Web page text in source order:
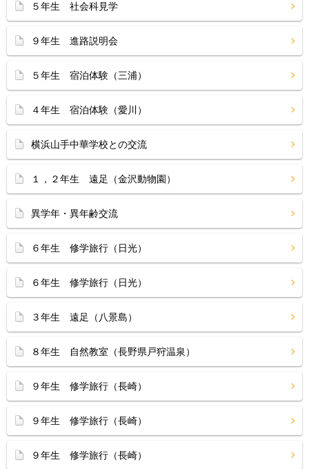
５年生 社会科見学
９年生 進路説明会
５年生 宿泊体験（三浦）
４年生 宿泊体験（愛川）
横浜山手中華学校との交流
１，２年生 遠足（金沢動物園）
異学年・異年齢交流
６年生 修学旅行（日光）
６年生 修学旅行（日光）
３年生 遠足（八景島）
８年生 自然教室（長野県戸狩温泉）
９年生 修学旅行（長崎）
９年生 修学旅行（長崎）
９年生 修学旅行（長崎）